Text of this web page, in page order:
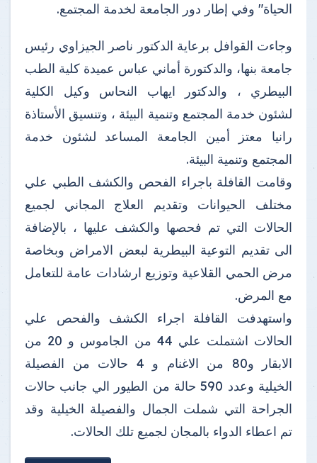
الحياة" وفي إطار دور الجامعة لخدمة المجتمع.
وجاءت القوافل برعاية الدكتور ناصر الجيزاوي رئيس
جامعة بنها، والدكتورة أماني عباس عميدة كلية الطب
البيطري ، والدكتور ايهاب النحاس وكيل الكلية
لشئون خدمة المجتمع وتنمية البيئة ، وتنسيق الأستاذة
رانيا معتز أمين الجامعة المساعد لشئون خدمة
المجتمع وتنمية البيئة.
وقامت القافلة باجراء الفحص والكشف الطبي علي
مختلف الحيوانات وتقديم العلاج المجاني لجميع
الحالات التي تم فحصها والكشف عليها ، بالإضافة
الى تقديم التوعية البيطرية لبعض الامراض وبخاصة
مرض الحمي القلاعية وتوزيع ارشادات عامة للتعامل
مع المرض.
واستهدفت القافلة اجراء الكشف والفحص علي
الحالات اشتملت علي 44 من الجاموس و 20 من
الابقار و80 من الاغنام و 4 حالات من الفصيلة
الخيلية وعدد 590 حالة من الطيور الي جانب حالات
الجراحة التي شملت الجمال والفصيلة الخيلية وقد
تم اعطاء الدواء بالمجان لجميع تلك الحالات.